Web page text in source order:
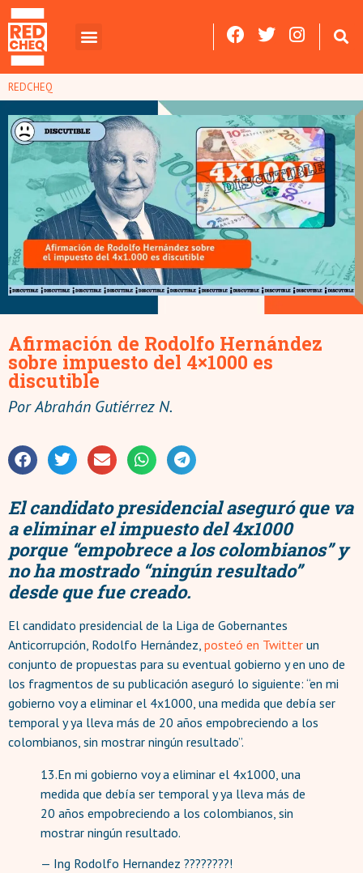
REDCHEQ
Afirmación de Rodolfo Hernández
sobre impuesto del 4×1000 es
discutible
PorAbrahán Gutiérrez N.
El candidato presidencial aseguró que va
a eliminar el impuesto del 4x1000
porque “empobrece a los colombianos” y
no ha mostrado “ningún resultado”
desde que fue creado.
El candidato presidencial de la Liga de Gobernantes
Anticorrupción, Rodolfo Hernández, posteó en Twitter un
conjunto de propuestas para su eventual gobierno y en uno de
los fragmentos de su publicación aseguró lo siguiente: “en mi
gobierno voy a eliminar el 4x1000, una medida que debía ser
temporal y ya lleva más de 20 años empobreciendo a los
colombianos, sin mostrar ningún resultado”.
13.En mi gobierno voy a eliminar el 4x1000, una
medida que debía ser temporal y ya lleva más de
20 años empobreciendo a los colombianos, sin
mostrar ningún resultado.
— Ing Rodolfo Hernandez ????????!